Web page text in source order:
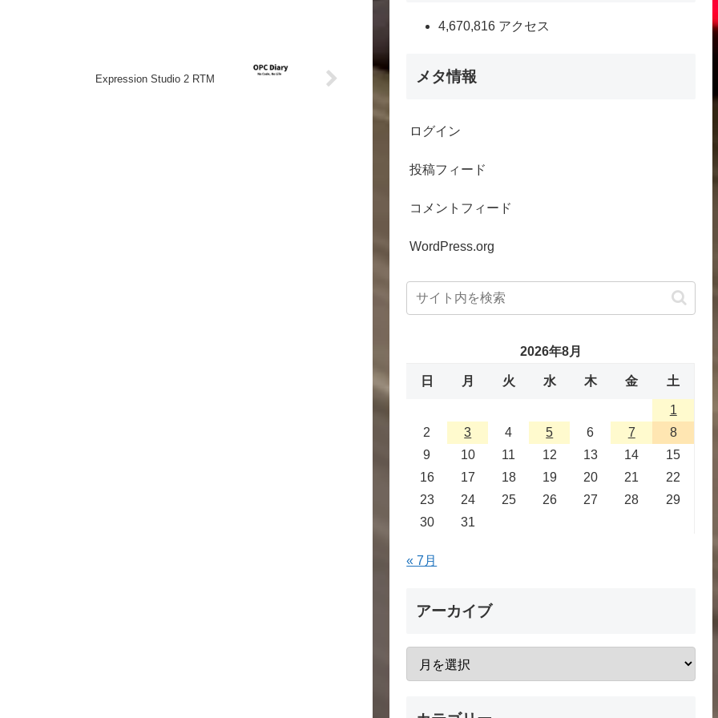
Expression Studio 2 RTM
4,670,816 アクセス
メタ情報
ログイン
投稿フィード
コメントフィード
WordPress.org
2026年8月
日 月 火 水 木 金 土
1
2
3 4 5 6 7
8
9
10 11 12 13 14
15
16
17 18 19 20 21
22
23
24 25 26 27 28
29
30
31
« 7月
アーカイブ